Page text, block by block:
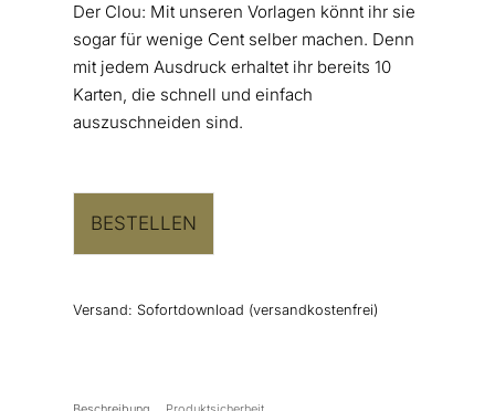
Der Clou: Mit unseren Vorlagen könnt ihr sie
sogar für wenige Cent selber machen. Denn
mit jedem Ausdruck erhaltet ihr bereits 10
Karten, die schnell und einfach
auszuschneiden sind.
BESTELLEN
Versand: Sofortdownload (versandkostenfrei)